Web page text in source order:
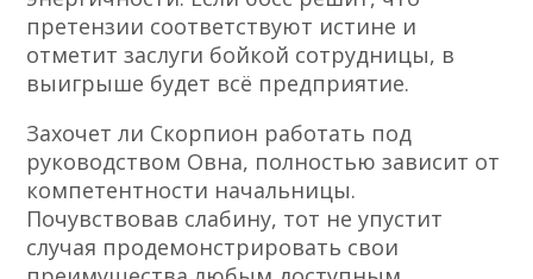
претензии соответствуют истине и
отметит заслуги бойкой сотрудницы, в
выигрыше будет всё предприятие.
Захочет ли Скорпион работать под
руководством Овна, полностью зависит от
компетентности начальницы.
Почувствовав слабину, тот не упустит
случая продемонстрировать свои